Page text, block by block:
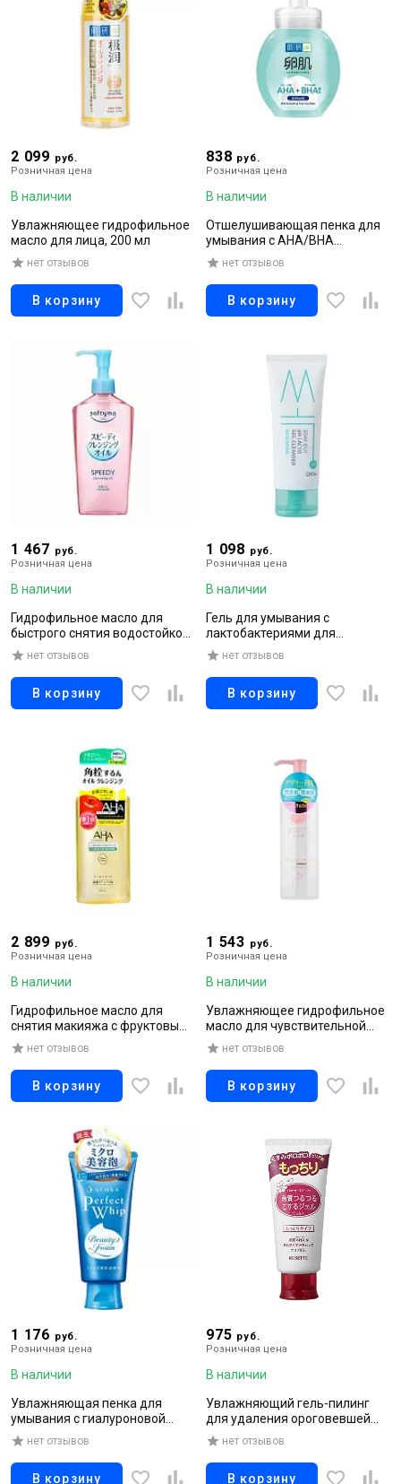
2 099 руб.
Розничная цена
В наличии
Увлажняющее гидрофильное
масло для лица, 200 мл
нет отзывов
В корзину
838 руб.
Розничная цена
В наличии
Отшелушивающая пенка для
умывания с AHA/BHA
кислотами, 160 мл
нет отзывов
В корзину
1 467 руб.
Розничная цена
В наличии
Гидрофильное масло для
быстрого снятия водостойкого
макияжа без запаха, 240 мл
нет отзывов
В корзину
1 098 руб.
Розничная цена
В наличии
Гель для умывания с
лактобактериями для
чувствительной и проблемной
кожи, 100 мл
нет отзывов
В корзину
2 899 руб.
Розничная цена
В наличии
Гидрофильное масло для
снятия макияжа с фруктовыми
кислотами для норм.и
комб.кожи 200 мл
нет отзывов
В корзину
1 543 руб.
Розничная цена
В наличии
Увлажняющее гидрофильное
масло для чувствительной
кожи, 150 мл
нет отзывов
В корзину
1 176 руб.
Розничная цена
В наличии
Увлажняющая пенка для
умывания с гиалуроновой
кислотой и протеинами шелка,
120 гр
нет отзывов
В корзину
975 руб.
Розничная цена
В наличии
Увлажняющий гель-пилинг
для удаления ороговевшей
кожи и пигментации с
кислотами, 120 г
нет отзывов
В корзину